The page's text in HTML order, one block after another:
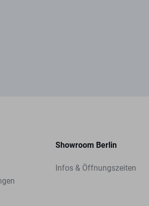
Showroom Berlin
Infos & Öffnungszeiten